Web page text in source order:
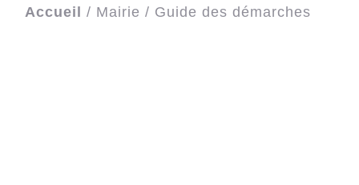
Accueil / Mairie / Guide des démarches